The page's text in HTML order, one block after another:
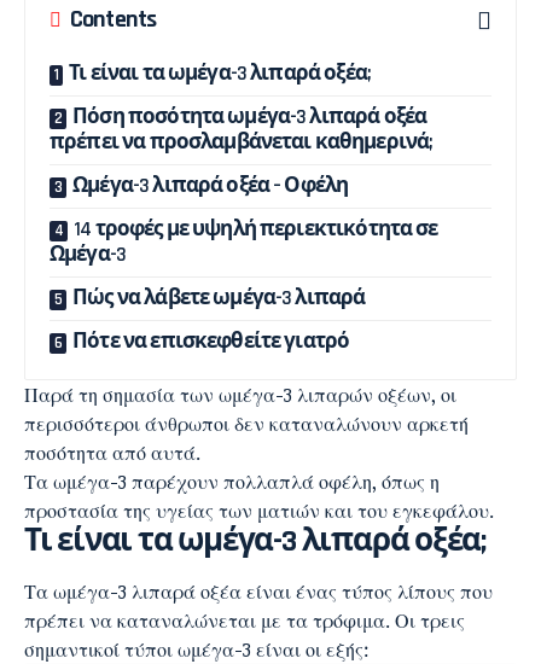
Contents
Τι είναι τα ωμέγα-3 λιπαρά οξέα;
Πόση ποσότητα ωμέγα-3 λιπαρά οξέα
πρέπει να προσλαμβάνεται καθημερινά;
Ωμέγα-3 λιπαρά οξέα – Οφέλη
14 τροφές με υψηλή περιεκτικότητα σε
Ωμέγα-3
Πώς να λάβετε ωμέγα-3 λιπαρά
Πότε να επισκεφθείτε γιατρό
Παρά τη σημασία των ωμέγα-3 λιπαρών οξέων, οι
περισσότεροι άνθρωποι δεν καταναλώνουν αρκετή
ποσότητα από αυτά.
Τα ωμέγα-3 παρέχουν πολλαπλά οφέλη, όπως η
προστασία της υγείας των ματιών και του εγκεφάλου.
Τι είναι τα ωμέγα-3 λιπαρά οξέα;
Τα ωμέγα-3 λιπαρά οξέα είναι ένας τύπος λίπους που
πρέπει να καταναλώνεται με τα τρόφιμα. Οι τρεις
σημαντικοί τύποι ωμέγα-3 είναι οι εξής: